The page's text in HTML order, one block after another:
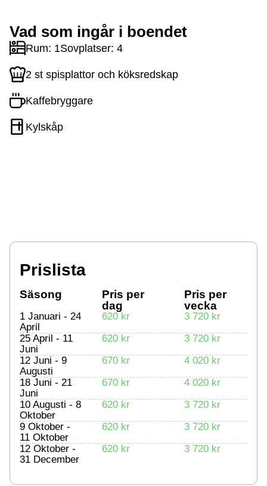
Vad som ingår i boendet
Rum: 1Sovplatser: 4
2 st spisplattor och köksredskap
Kaffebryggare
Kylskåp
Prislista
Säsong
Pris per
dag
Pris per
vecka
1 Januari - 24
April
620 kr
3 720 kr
25 April - 11
Juni
620 kr
3 720 kr
12 Juni - 9
Augusti
670 kr
4 020 kr
18 Juni - 21
Juni
670 kr
4 020 kr
10 Augusti - 8
Oktober
620 kr
3 720 kr
9 Oktober -
11 Oktober
620 kr
3 720 kr
12 Oktober -
31 December
620 kr 3 720 kr